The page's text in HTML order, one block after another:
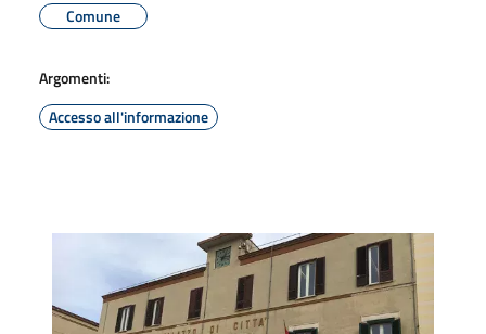
Comune
Argomenti:
Accesso all'informazione